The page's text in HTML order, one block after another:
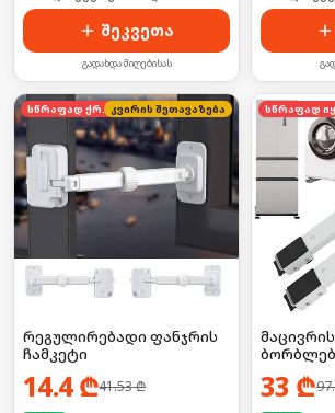
შეკვეთა
გადახდა მიღებისას
სწრაფად ქრებაკვირის შეთავაზება
რეგულირებადი ფანჯრის
ჩამკეტი
14.4₾41.53₾ 33 ₾